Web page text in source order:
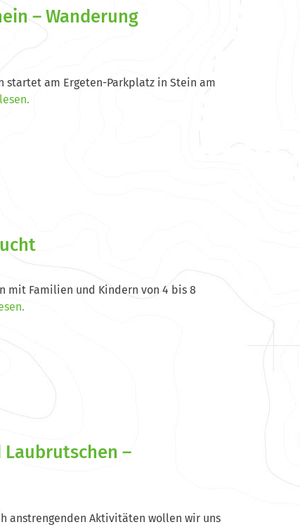
– Wanderung
startet am Ergeten-Parkplatz in Stein am
mit Familien und Kindern von 4 bis 8
Laubrutschen –
anstrengenden Aktivitäten wollen wir uns